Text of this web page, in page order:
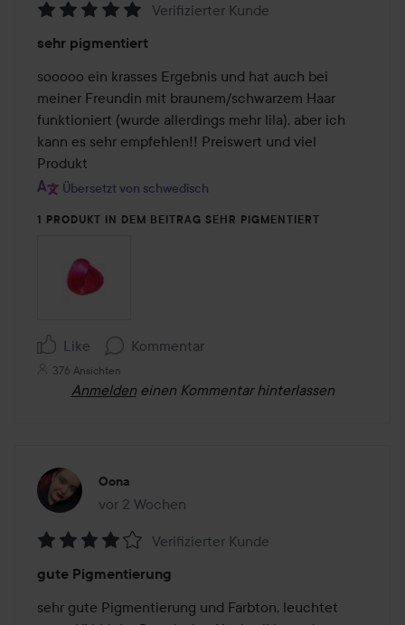
5
von
5
Verifizierter Kunde
sehr pigmentiert
sooooo ein krasses Ergebnis und hat auch bei
meiner Freundin mit braunem/schwarzem Haar
funktioniert (wurde allerdings mehr lila), aber ich
kann es sehr empfehlen!! Preiswert und viel
Produkt
Übersetzt von schwedisch
1 PRODUKT IN DEM BEITRAG SEHR PIGMENTIERT
Like Kommentar
376 Ansichten
Anmelden einen Kommentar hinterlassen
Oona
vor 2 Wochen
Der Beitrag wurde vor 2 Wochen erstellt
4
von
Verifizierter Kunde
gute Pigmentierung
sehr gute Pigmentierung und Farbton, leuchtet